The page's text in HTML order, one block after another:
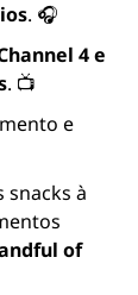
. 🎧
4 e
. 📺
e
snacks à
of